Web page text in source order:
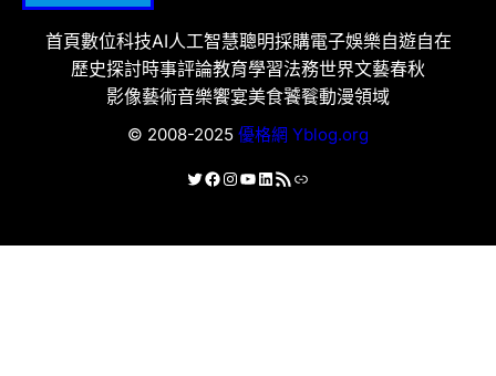
首頁數位科技AI人工智慧聰明採購電子娛樂自遊自在
歷史探討時事評論教育學習法務世界文藝春秋
影像藝術音樂饗宴美食饕餮動漫領域
© 2008-2025 優格網 Yblog.org
X Facebook
Instagram
YouTube
LinkedIn
RSS 資訊提供連結